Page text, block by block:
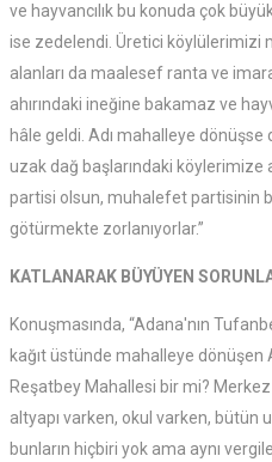
ve hayvancılık bu konuda çok
ise zedelendi. Üretici köylülerimizi
alanları da maalesef ranta ve
ahırındaki ineğine bakamaz ve
hâle geldi. Adı mahalleye dönüşse
uzak dağ başlarındaki
partisi olsun, muhalefet partisinin
götürmekte zorlanıyorlar.”
KATLANARAK BÜYÜYEN
Konuşmasında, “Adana'nın
kağıt üstünde mahalleye
Reşatbey Mahallesi bir mi?
altyapı varken, okul varken, bütün
bunların hiçbiri yok ama aynı